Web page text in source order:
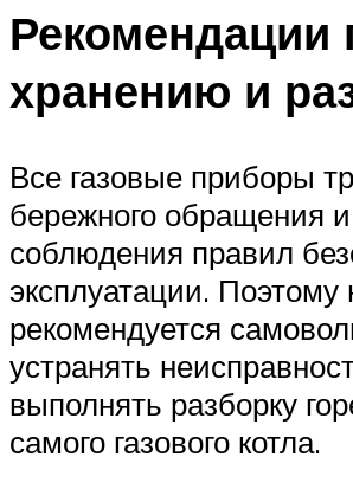
Рекомендации
хранению и
Все газовые приборы
бережного обращения и
соблюдения правил
эксплуатации. Поэтому
рекомендуется
устранять
выполнять разборку
самого газового котла.